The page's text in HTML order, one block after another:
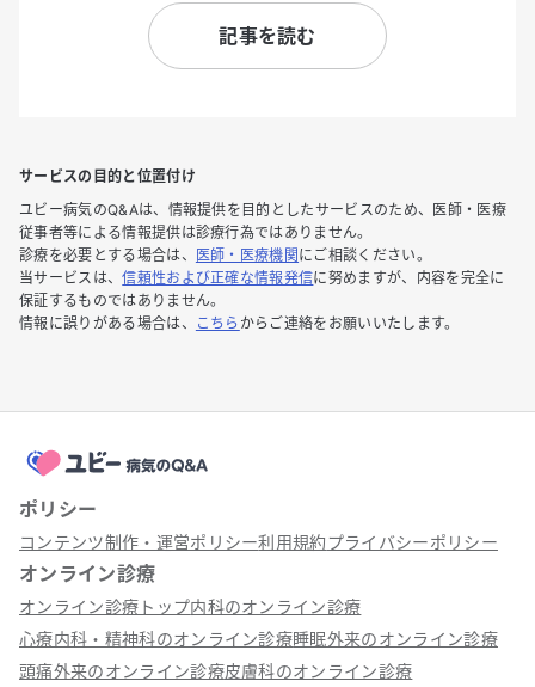
記事を読む
サービスの目的と位置付け
ユビー病気のQ&Aは、情報提供を目的としたサービスのため、医師・医療
従事者等による情報提供は診療行為ではありません。
診療を必要とする場合は、
医師・医療機関 にご相談ください。
当サービスは、信頼性および正確な情報発信に努めますが、内容を完全に
保証するものではありません。
情報に誤りがある場合は、
こちら からご連絡をお願いいたします。
ポリシー
コンテンツ制作・運営ポリシー利用規約プライバシーポリシー
オンライン診療
オンライン診療トップ内科のオンライン診療
心療内科・精神科のオンライン診療睡眠外来のオンライン診療
頭痛外来のオンライン診療皮膚科のオンライン診療